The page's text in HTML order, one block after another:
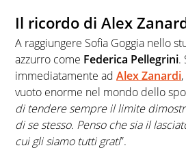
Il ricordo di Alex
A raggiungere Sofia Goggia nello
azzurro come Federica Pellegrini.
immediatamente ad Alex Zanardi
vuoto enorme nel mondo dello
di tendere sempre il limite
di se stesso. Penso che sia il
cui gli siamo tutti grati”.